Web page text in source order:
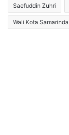
Saefuddin Zuhri
Wali Kota Samarinda